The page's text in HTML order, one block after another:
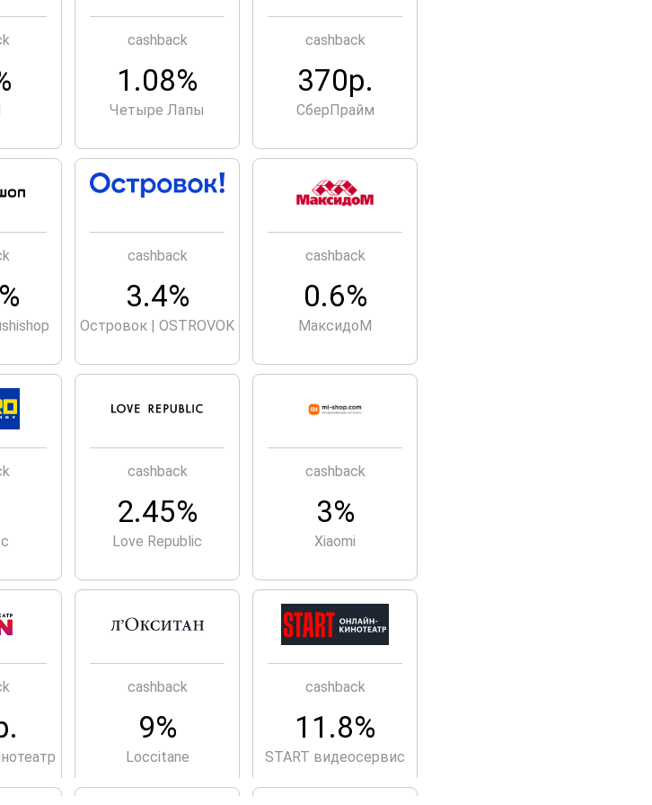
cashback
1.08%
Четыре Лапы
cashback
370р.
СберПрайм
cashback
3.4%
Островок | OSTROVOK
cashback
0.6%
МаксидоМ
cashback
2.45%
Love Republic
cashback
3%
Xiaomi
cashback
9%
Loccitane
cashback
11.8%
START видеосервис